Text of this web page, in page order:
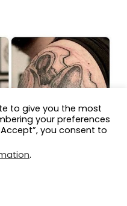
to give you the most
your preferences
you consent to
.